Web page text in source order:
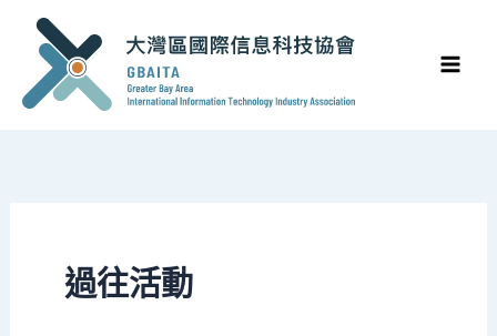
content
過往活動